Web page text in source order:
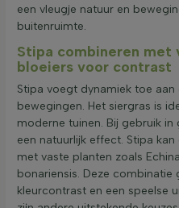
een vleugje natuur en
buitenruimte.
Stipa combineren met
bloeiers voor contrast
Stipa voegt dynamiek toe
bewegingen. Het siergras is
moderne tuinen. Bij gebruik
een natuurlijk effect. Stipa
met vaste planten zoals
bonariensis. Deze combinatie
kleurcontrast en een speelse